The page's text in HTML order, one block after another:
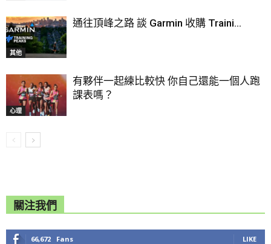
其他
通往頂峰之路 談 Garmin 收購 Traini...
心理
有夥伴一起練比較快 你自己還能一個人跑
課表嗎？
關注我們
66,672 Fans LIKE